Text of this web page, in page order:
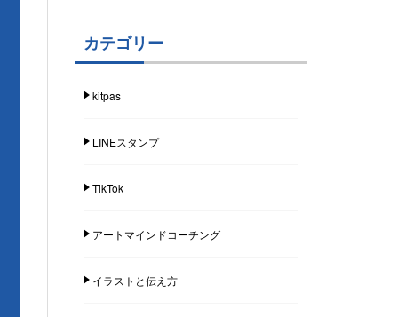
カテゴリー
kitpas
LINEスタンプ
TikTok
アートマインドコーチング
イラストと伝え方